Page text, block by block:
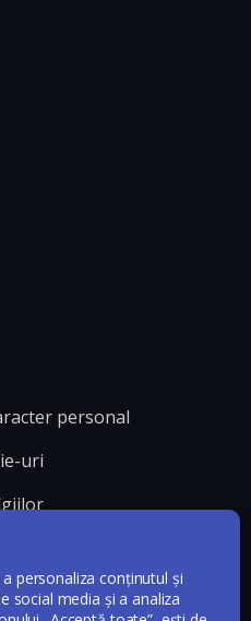
personal
uri
personaliza conținutul și
social media și a analiza